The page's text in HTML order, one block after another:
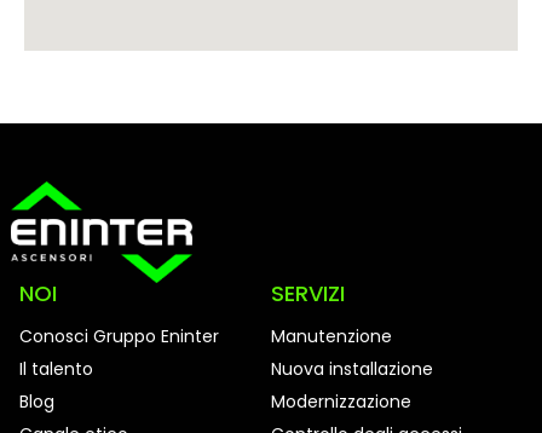
NOI
Conosci Gruppo Eninter
Il talento
Blog
SERVIZI
Manutenzione
Nuova installazione
Modernizzazione